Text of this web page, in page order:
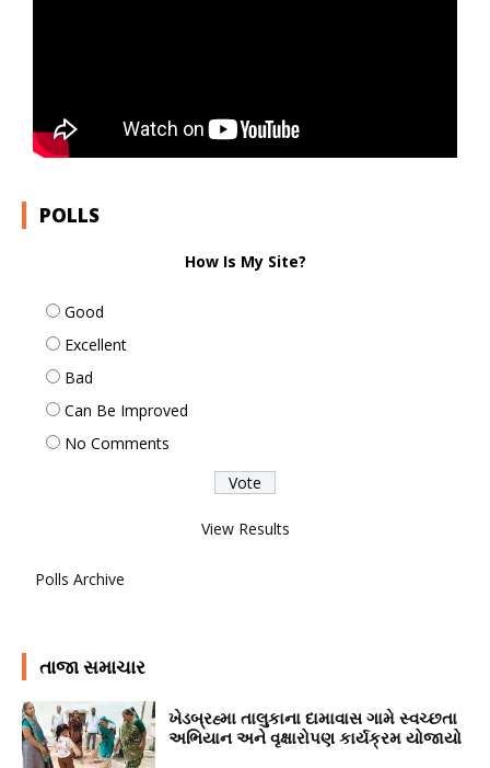
POLLS
How Is My Site?
Good
Excellent
Bad
Can Be Improved
No Comments
View Results
Polls Archive
તાજા સમાચાર
ખેડબ્રહ્મા તાલુકાના દામાવાસ ગામે સ્વચ્છતા
અભિયાન અને વૃક્ષારોપણ કાર્યક્રમ યોજાયો